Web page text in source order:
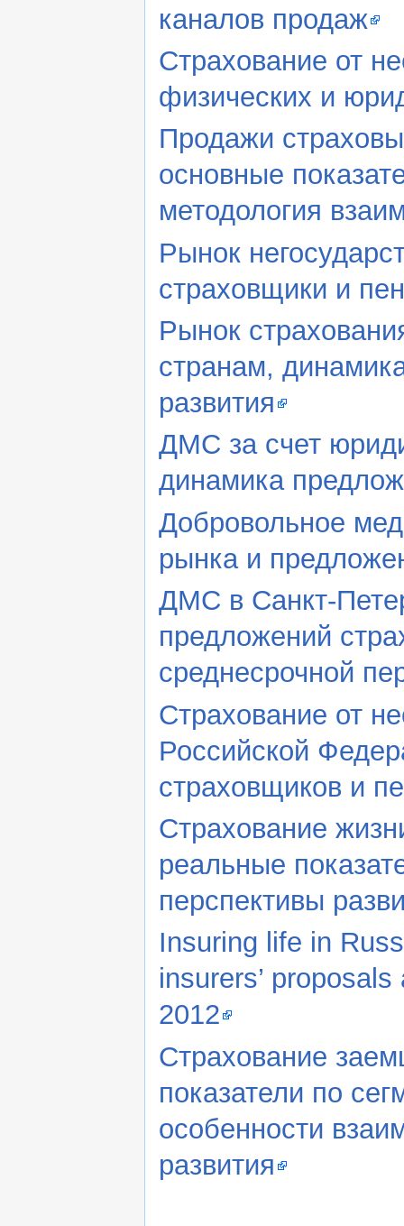
каналов продаж
Страхование от
физических и
Продажи
основные
методология
Рынок
страховщики и
Рынок
странам,
развития
ДМС за счет
динамика
Добровольное
рынка и
ДМС в Санкт-
предложений
среднесрочной
Страхование от
Российской
страховщиков и
Страхование
реальные
перспективы
Insuring life in
insurers’
2012
Страхование
показатели по
особенности
развития